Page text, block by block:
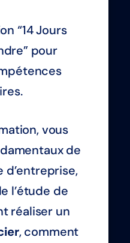
“14 Jours
pour
vous
de
l’étude de
réaliser un
, comment